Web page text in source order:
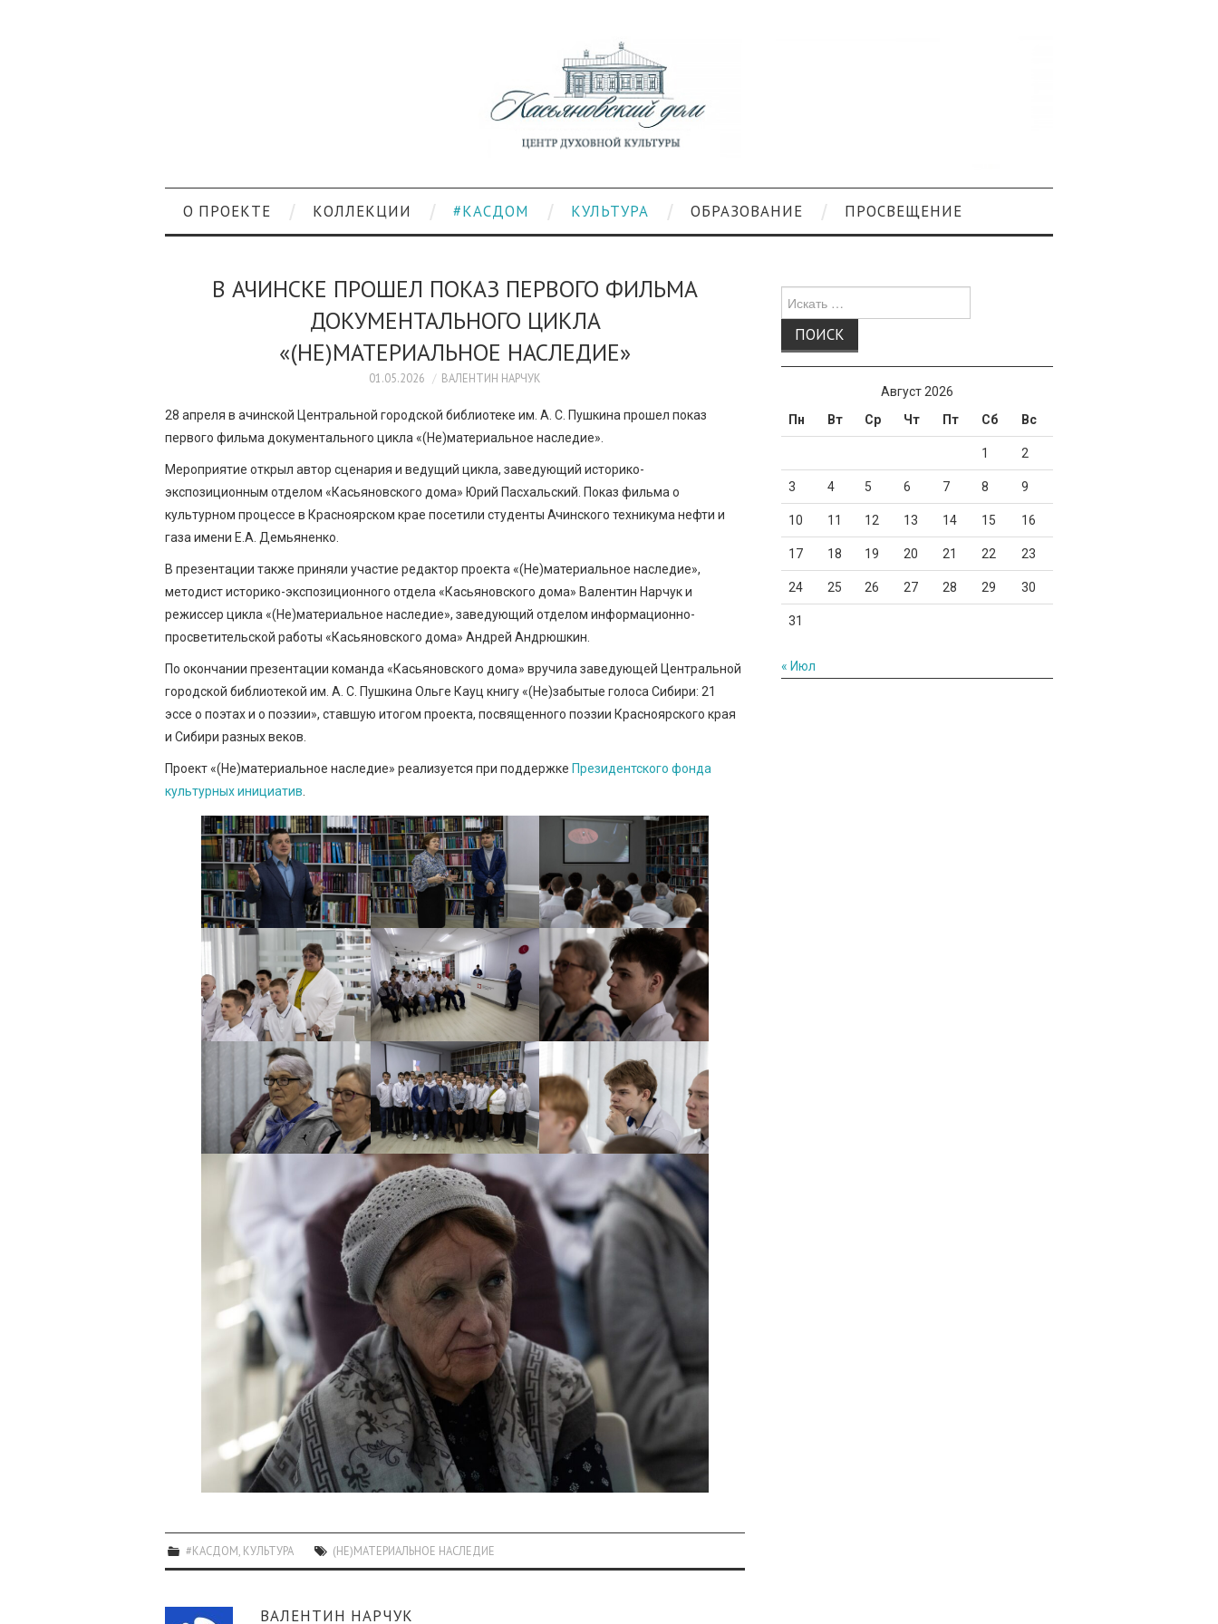
О ПРОЕКТЕ КОЛЛЕКЦИИ #КАСДОМ КУЛЬТУРА ОБРАЗОВАНИЕ ПРОСВЕЩЕНИЕ
В АЧИНСКЕ ПРОШЕЛ ПОКАЗ ПЕРВОГО ФИЛЬМА
ДОКУМЕНТАЛЬНОГО ЦИКЛА
«(НЕ)МАТЕРИАЛЬНОЕ НАСЛЕДИЕ»
01.05.2026 ВАЛЕНТИН НАРЧУК
28 апреля в ачинской Центральной городской библиотеке им. А. С. Пушкина прошел показ
первого фильма документального цикла «(Не)материальное наследие».
Мероприятие открыл автор сценария и ведущий цикла, заведующий историко-
экспозиционным отделом «Касьяновского дома» Юрий Пасхальский. Показ фильма о
культурном процессе в Красноярском крае посетили студенты Ачинского техникума нефти и
газа имени Е.А. Демьяненко.
В презентации также приняли участие редактор проекта «(Не)материальное наследие»,
методист историко-экспозиционного отдела «Касьяновского дома» Валентин Нарчук и
режиссер цикла «(Не)материальное наследие», заведующий отделом информационно-
просветительской работы «Касьяновского дома» Андрей Андрюшкин.
По окончании презентации команда «Касьяновского дома» вручила заведующей Центральной
городской библиотекой им. А. С. Пушкина Ольге Кауц книгу «(Не)забытые голоса Сибири: 21
эссе о поэтах и о поэзии», ставшую итогом проекта, посвященного поэзии Красноярского края
и Сибири разных веков.
Проект «(Не)материальное наследие» реализуется при поддержке Президентского фонда
культурных инициатив
#КАСДОМ КУЛЬТУРА (НЕ)МАТЕРИАЛЬНОЕ НАСЛЕДИЕ
ВАЛЕНТИН НАРЧУК
для:
Август 2026
Пн
Вт Ср Чт Пт Сб Вс
1 2
3 4 5 6 7 8 9
10 11 12 13 14 15 16
17 18 19 20 21 22 23
24 25 26 27 28 29 30
31
« Июл